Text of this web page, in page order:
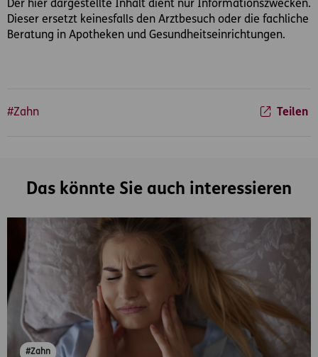
Der hier dargestellte Inhalt dient nur Informationszwecken.
Dieser ersetzt keinesfalls den Arztbesuch oder die fachliche
Beratung in Apotheken und Gesundheitseinrichtungen.
#Zahn Teilen
Das könnte Sie auch interessieren
#Zahn